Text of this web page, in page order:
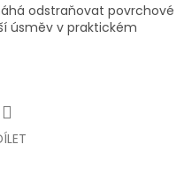
odstraňovat povrchové
úsměv v praktickém